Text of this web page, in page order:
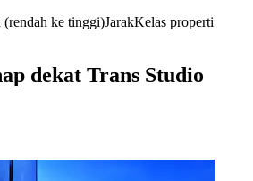
(rendah ke tinggi)JarakKelas properti
dekat Trans Studio